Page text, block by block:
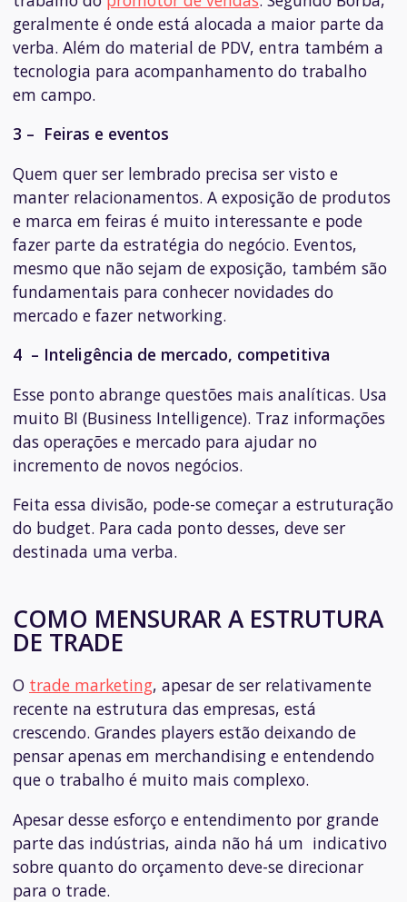
geralmente é onde está alocada a maior parte da
verba. Além do material de PDV, entra também a
tecnologia para acompanhamento do trabalho
em campo.
3 – Feiras e eventos
Quem quer ser lembrado precisa ser visto e
manter relacionamentos. A exposição de produtos
e marca em feiras é muito interessante e pode
fazer parte da estratégia do negócio. Eventos,
mesmo que não sejam de exposição, também são
fundamentais para conhecer novidades do
mercado e fazer networking.
4 – Inteligência de mercado, competitiva
Esse ponto abrange questões mais analíticas. Usa
muito BI (Business Intelligence). Traz informações
das operações e mercado para ajudar no
incremento de novos negócios.
Feita essa divisão, pode-se começar a estruturação
do budget. Para cada ponto desses, deve ser
destinada uma verba.
COMO MENSURAR A ESTRUTURA
DE TRADE
O trade marketing, apesar de ser relativamente
recente na estrutura das empresas, está
crescendo. Grandes players estão deixando de
pensar apenas em merchandising e entendendo
que o trabalho é muito mais complexo.
Apesar desse esforço e entendimento por grande
parte das indústrias, ainda não há um indicativo
sobre quanto do orçamento deve-se direcionar
para o trade.